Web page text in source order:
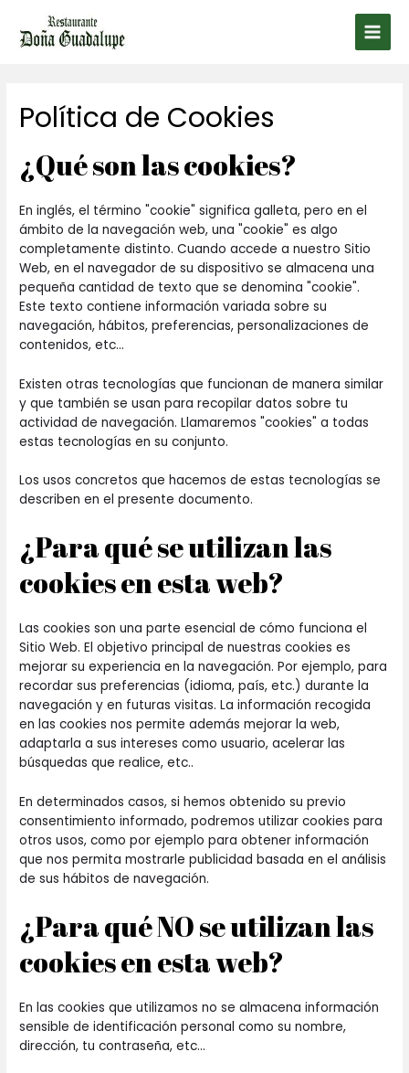
contenido
Main
Política de Cookies
¿Qué son las cookies?
En inglés, el término "cookie" significa galleta, pero en el
ámbito de la navegación web, una "cookie" es algo
completamente distinto. Cuando accede a nuestro Sitio
Web, en el navegador de su dispositivo se almacena una
pequeña cantidad de texto que se denomina "cookie".
Este texto contiene información variada sobre su
navegación, hábitos, preferencias, personalizaciones de
contenidos, etc...
Existen otras tecnologías que funcionan de manera similar
y que también se usan para recopilar datos sobre tu
actividad de navegación. Llamaremos "cookies" a todas
estas tecnologías en su conjunto.
Los usos concretos que hacemos de estas tecnologías se
describen en el presente documento.
¿Para qué se utilizan las
cookies en esta web?
Las cookies son una parte esencial de cómo funciona el
Sitio Web. El objetivo principal de nuestras cookies es
mejorar su experiencia en la navegación. Por ejemplo, para
recordar sus preferencias (idioma, país, etc.) durante la
navegación y en futuras visitas. La información recogida
en las cookies nos permite además mejorar la web,
adaptarla a sus intereses como usuario, acelerar las
búsquedas que realice, etc..
En determinados casos, si hemos obtenido su previo
consentimiento informado, podremos utilizar cookies para
otros usos, como por ejemplo para obtener información
que nos permita mostrarle publicidad basada en el análisis
de sus hábitos de navegación.
¿Para qué NO se utilizan las
cookies en esta web?
En las cookies que utilizamos no se almacena información
sensible de identificación personal como su nombre,
dirección, tu contraseña, etc...